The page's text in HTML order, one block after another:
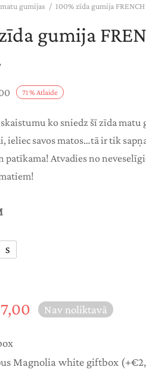
gumijas / 100% zīda gumija
gumija
71% Atlaide
Price
€5,00
through
€8,00
ko sniedz šī zīda matu
ieliec savos matos…tā ir tik
patīkama! Atvadies no
S
7,00
Current
price is:
Nav noliktavā
Magnolia white giftbox (+€